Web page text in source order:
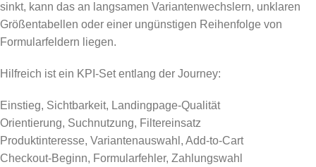
sinkt, kann das an langsamen Variantenwechslern, unklaren
Größentabellen oder einer ungünstigen Reihenfolge von
Formularfeldern liegen.
Hilfreich ist ein KPI-Set entlang der Journey:
Einstieg, Sichtbarkeit, Landingpage-Qualität
Orientierung, Suchnutzung, Filtereinsatz
Produktinteresse, Variantenauswahl, Add-to-Cart
Checkout-Beginn, Formularfehler, Zahlungswahl